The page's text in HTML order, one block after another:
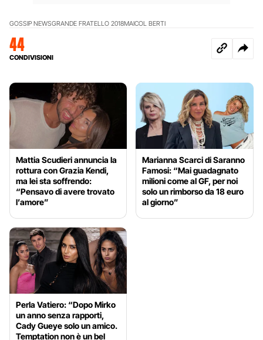
GOSSIP NEWSGRANDE FRATELLO 2018MAICOL BERTI
44
CONDIVISIONI
Mattia Scudieri annuncia la
rottura con Grazia Kendi,
ma lei sta soffrendo:
“Pensavo di avere trovato
l’amore”
Marianna Scarci di Saranno
Famosi: “Mai guadagnato
milioni come al GF, per noi
solo un rimborso da 18 euro
al giorno”
Perla Vatiero: “Dopo Mirko
un anno senza rapporti,
Cady Gueye solo un amico.
Temptation non è un bel